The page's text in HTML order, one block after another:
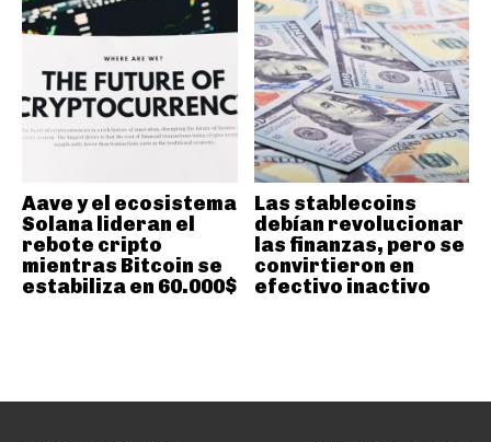
Aave y el ecosistema
Solana lideran el
rebote cripto
mientras Bitcoin se
estabiliza en 60.000$
Las stablecoins
debían revolucionar
las finanzas, pero se
convirtieron en
efectivo inactivo